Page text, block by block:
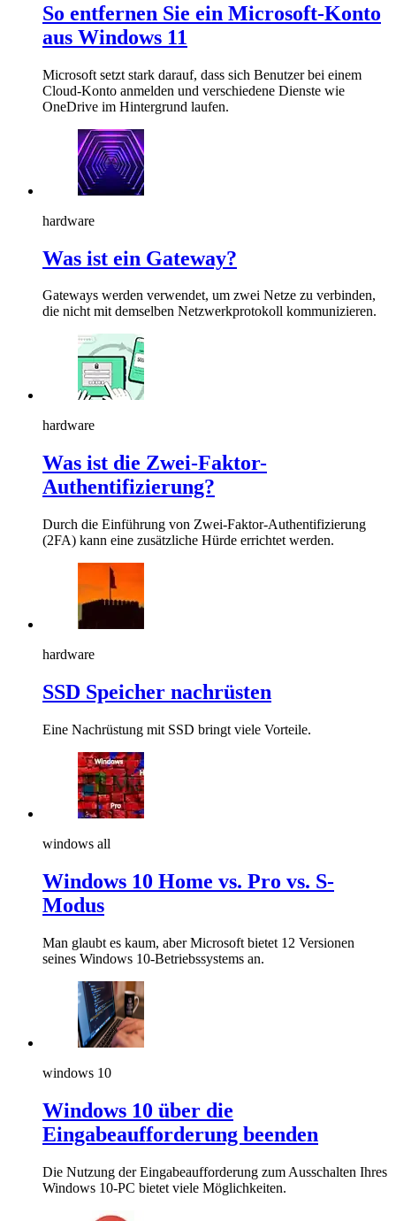
So entfernen Sie ein Microsoft-Konto
aus Windows 11
Microsoft setzt stark darauf, dass sich Benutzer bei einem
Cloud-Konto anmelden und verschiedene Dienste wie
OneDrive im Hintergrund laufen.
hardware
Was ist ein Gateway?
Gateways werden verwendet, um zwei Netze zu verbinden,
die nicht mit demselben Netzwerkprotokoll kommunizieren.
hardware
Was ist die Zwei-Faktor-
Authentifizierung?
Durch die Einführung von Zwei-Faktor-Authentifizierung
(2FA) kann eine zusätzliche Hürde errichtet werden.
hardware
SSD Speicher nachrüsten
Eine Nachrüstung mit SSD bringt viele Vorteile.
windows all
Windows 10 Home vs. Pro vs. S-
Modus
Man glaubt es kaum, aber Microsoft bietet 12 Versionen
seines Windows 10-Betriebssystems an.
windows 10
Windows 10 über die
Eingabeaufforderung beenden
Die Nutzung der Eingabeaufforderung zum Ausschalten Ihres
Windows 10-PC bietet viele Möglichkeiten.